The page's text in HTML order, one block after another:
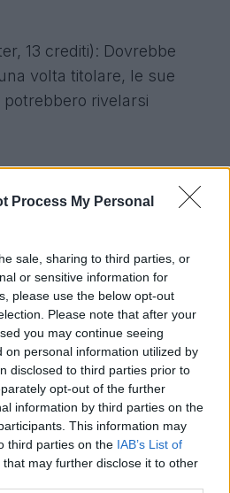
Process My Personal
sale, sharing to third parties, or
or sensitive information for
please use the below opt-out
Please note that after your
you may continue seeing
on personal information utilized by
disclosed to third parties prior to
opt-out of the further
information by third parties on the
This information may
third parties on the IAB’s List of
that may further disclose it to other
13 crediti): Dovrebbe
volta titolare, le sue
potrebbero rivelarsi
Dortmund, 10
offensivo e interessante
12 crediti): I suoi
rivelarsi un fattore